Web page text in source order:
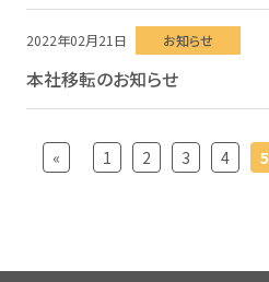
2022年02月21日 お知らせ
本社移転のお知らせ
« 1 2 3 4 5